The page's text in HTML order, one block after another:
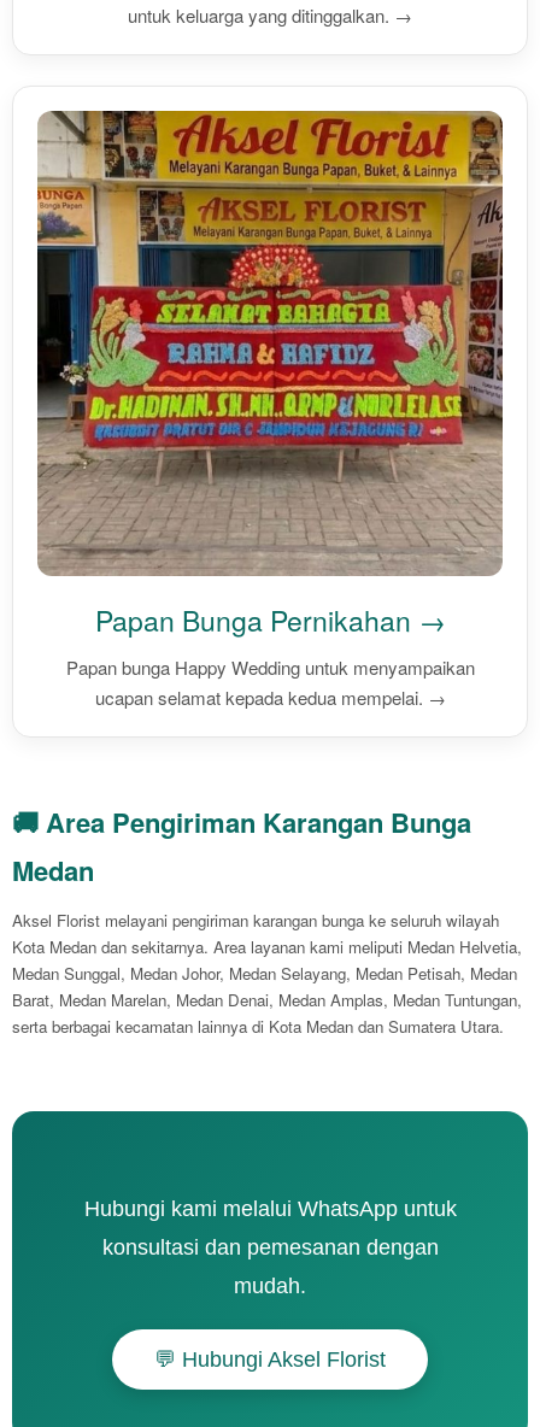
untuk keluarga yang ditinggalkan. →
Papan Bunga Pernikahan →
Papan bunga Happy Wedding untuk menyampaikan
ucapan selamat kepada kedua mempelai. →
🚚 Area Pengiriman Karangan Bunga
Medan
Aksel Florist melayani pengiriman karangan bunga ke seluruh wilayah
Kota Medan dan sekitarnya. Area layanan kami meliputi Medan Helvetia,
Medan Sunggal, Medan Johor, Medan Selayang, Medan Petisah, Medan
Barat, Medan Marelan, Medan Denai, Medan Amplas, Medan Tuntungan,
serta berbagai kecamatan lainnya di Kota Medan dan Sumatera Utara.
Hubungi kami melalui WhatsApp untuk
konsultasi dan pemesanan dengan
mudah.
💬 Hubungi Aksel Florist